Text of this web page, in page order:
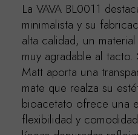
La VAVA BL0011
minimalista y su
alta calidad, un
muy agradable al
Matt aporta una
mate que realza su
bioacetato ofrece una
flexibilidad y